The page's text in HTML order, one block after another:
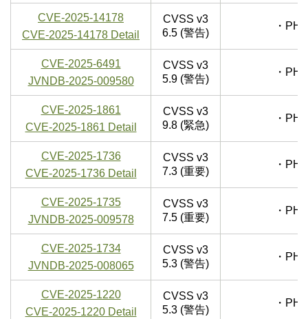
CVE-2025-14178
CVE-2025-14178 Detail
CVSS v3
6.5 (警告)
・
CVE-2025-6491
JVNDB-2025-009580
CVSS v3
5.9 (警告)
・
CVE-2025-1861
CVE-2025-1861 Detail
CVSS v3
9.8 (緊急)
・
CVE-2025-1736
CVE-2025-1736 Detail
CVSS v3
7.3 (重要)
・
CVE-2025-1735
JVNDB-2025-009578
CVSS v3
7.5 (重要)
・
CVE-2025-1734
JVNDB-2025-008065
CVSS v3
5.3 (警告)
・
CVE-2025-1220
CVE-2025-1220 Detail
CVSS v3
5.3 (警告)
・